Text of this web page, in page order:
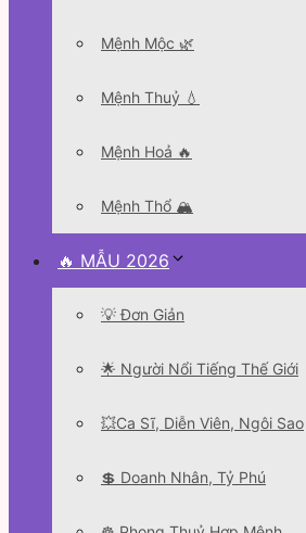
Mệnh Mộc 🌿
Mệnh Thuỷ 💧
Mệnh Hoả 🔥
Mệnh Thổ 🏔️
🔥 MẪU 2026
💡 Đơn Giản
🌟 Người Nổi Tiếng Thế Giới
💥Ca Sĩ, Diễn Viên, Ngôi Sao
💲 Doanh Nhân, Tỷ Phú